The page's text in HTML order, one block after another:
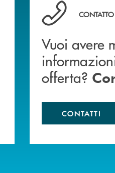
Vuoi avere
Vuoi avere
offerta?
CONTATTI